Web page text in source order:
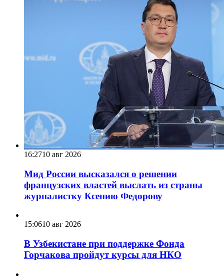
16:2710 авг 2026
Мид России высказался о решении
французских властей выслать из страны
журналистку Ксению Федорову
15:0610 авг 2026
В Узбекистане при поддержке Фонда
Горчакова пройдут курсы для НКО